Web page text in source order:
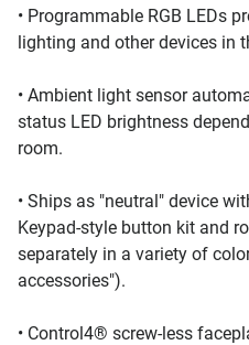
• Programmable RGB LEDs
lighting and other devices in
• Ambient light sensor
status LED brightness
room.
• Ships as "neutral" device
Keypad-style button kit and
separately in a variety of
accessories").
• Control4® screw-less